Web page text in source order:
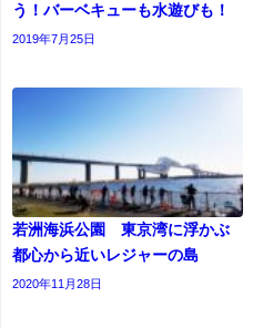
う！バーベキューも水遊びも！
2019年7月25日
若洲海浜公園 東京湾に浮かぶ
都心から近いレジャーの島
2020年11月28日